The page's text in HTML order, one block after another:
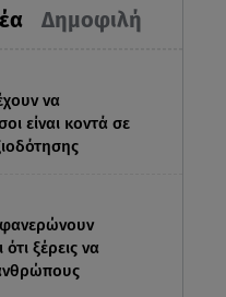
Δημοφιλή
να
είναι κοντά σε
ξέρεις να